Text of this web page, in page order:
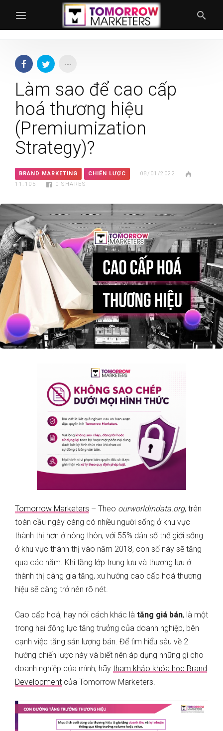
Làm sao để cao cấp
hoá thương hiệu
(Premiumization
Strategy)?
BRAND MARKETING CHIẾN LƯỢC
08/01/2022
11.105
0 SHARES
Tomorrow Marketers – Theo ourworldindata.org, trên
toàn cầu ngày càng có nhiều người sống ở khu vực
thành thị hơn ở nông thôn, với 55% dân số thế giới sống
ở khu vực thành thị vào năm 2018, con số này sẽ tăng
qua các năm. Khi tầng lớp trung lưu và thượng lưu ở
thành thị càng gia tăng, xu hướng cao cấp hoá thương
hiệu sẽ càng trở nên rõ nét.
Cao cấp hoá, hay nói cách khác là tăng giá bán, là một
trong hai động lực tăng trưởng của doanh nghiệp, bên
cạnh việc tăng sản lượng bán. Để tìm hiểu sâu về 2
hướng chiến lược này và biết nên áp dụng những gì cho
doanh nghiệp của mình, hãy tham khảo khóa học Brand
Development của Tomorrow Marketers.